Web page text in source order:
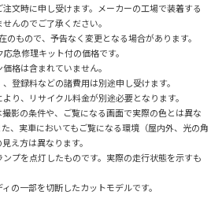
文時に申し受けます。メーカーの工場で装着する
んのでご了承ください。
もので、予告なく変更となる場合があります。
急修理キット付の価格です。
格は含まれていません。
登録料などの諸費用は別途申し受けます。
り、リサイクル料金が別途必要となります。
影の条件や、ご覧になる画面で実際の色とは異な
、実車においてもご覧になる環境（屋内外、光の角
え方は異なります。
プを点灯したものです。実際の走行状態を示すも
の一部を切断したカットモデルです。